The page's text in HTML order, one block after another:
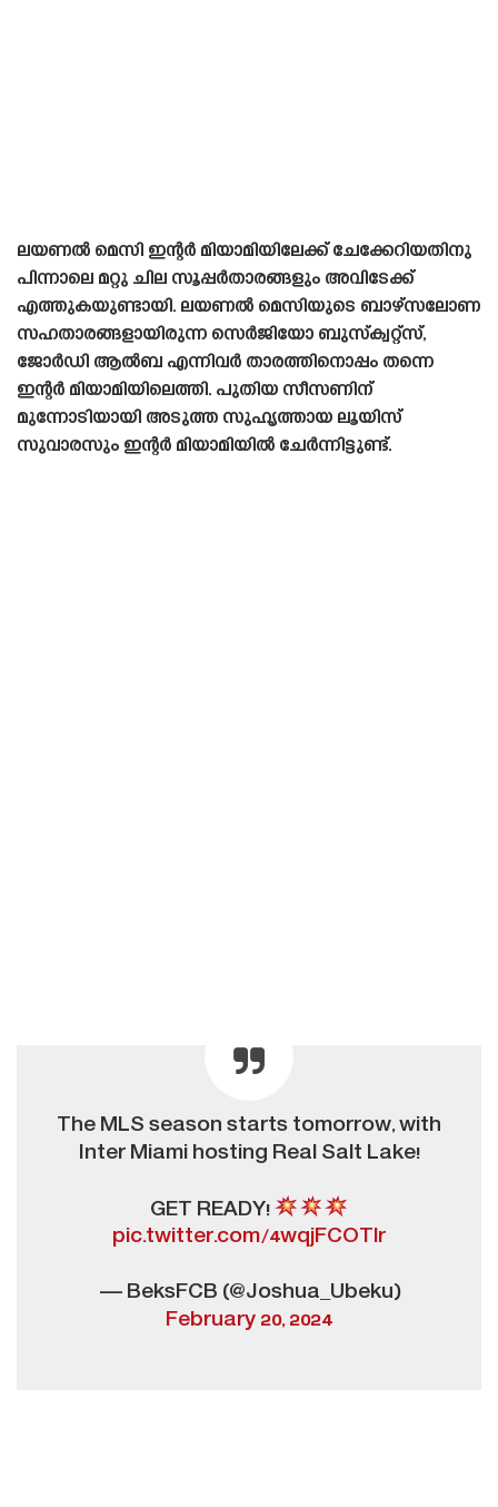
ലയണൽ മെസി ഇന്റർ മിയാമിയിലേക്ക് ചേക്കേറിയതിനു
പിന്നാലെ മറ്റു ചില സൂപ്പർതാരങ്ങളും അവിടേക്ക്
എത്തുകയുണ്ടായി. ലയണൽ മെസിയുടെ ബാഴ്‌സലോണ
സഹതാരങ്ങളായിരുന്ന സെർജിയോ ബുസ്‌ക്വറ്റ്സ്,
ജോർഡി ആൽബ എന്നിവർ താരത്തിനൊപ്പം തന്നെ
ഇന്റർ മിയാമിയിലെത്തി. പുതിയ സീസണിന്
മുന്നോടിയായി അടുത്ത സുഹൃത്തായ ലൂയിസ്
സുവാരസും ഇന്റർ മിയാമിയിൽ ചേർന്നിട്ടുണ്ട്.
The MLS season starts tomorrow, with
Inter Miami hosting Real Salt Lake!
GET READY!
pic.twitter.com/4wqjFCOTlr
— BeksFCB (@Joshua_Ubeku)
February 20, 2024